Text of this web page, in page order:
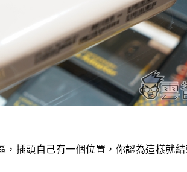
插頭自己有一個位置，你認為這樣就結